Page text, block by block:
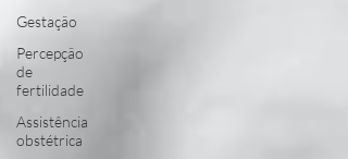
Gestação
Percepção
de
fertilidade
Assistência
obstétrica